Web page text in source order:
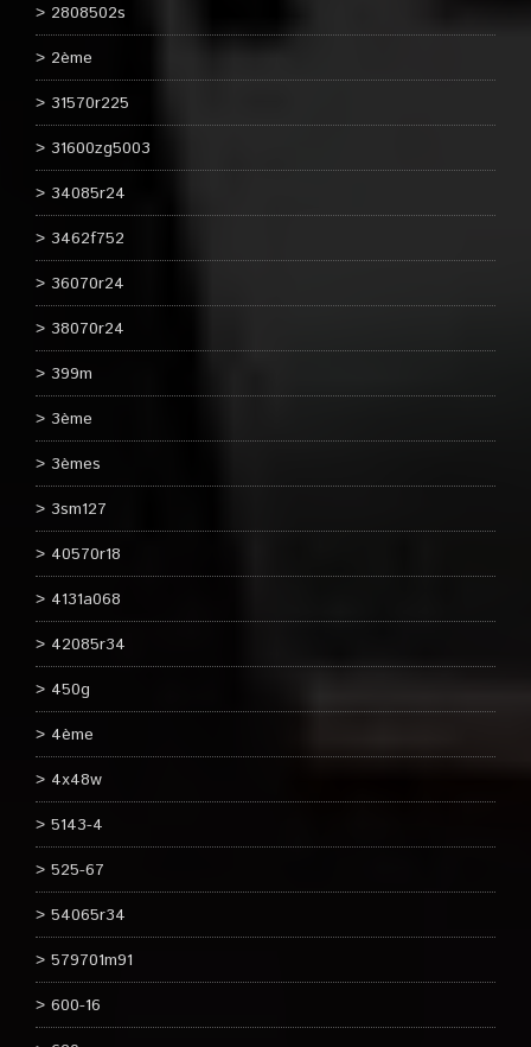
2808502s
2ème
31570r225
31600zg5003
34085r24
3462f752
36070r24
38070r24
399m
3ème
3èmes
3sm127
40570r18
4131a068
42085r34
450g
4ème
4x48w
5143-4
525-67
54065r34
579701m91
600-16